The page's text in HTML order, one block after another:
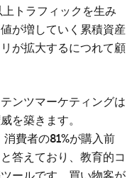
トラフィックを生み
が増していく累積資産
が拡大するにつれて顧
ンツマーケティングは
を築きます。
費者の81%が購入前
答えており、教育的コ
ールです。買い物客が